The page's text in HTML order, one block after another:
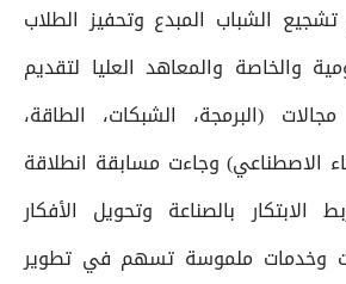
الشباب المبدع وتحفيز الطلاب
والخاصة والمعاهد العليا لتقديم
(البرمجة، الشبكات، الطاقة،
الاصطناعي) وجاءت مسابقة انطلاقة
الابتكار بالصناعة وتحويل الأفكار
وخدمات ملموسة تسهم في تطوير